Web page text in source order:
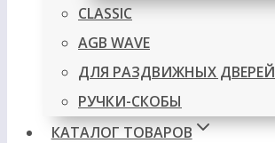
CLASSIC
AGB WAVE
ДЛЯ РАЗДВИЖНЫХ ДВЕРЕЙ
РУЧКИ-СКОБЫ
КАТАЛОГ ТОВАРОВ